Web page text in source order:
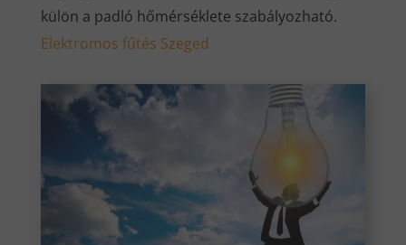
külön a padló hőmérséklete szabályozható.
Elektromos fűtés Szeged